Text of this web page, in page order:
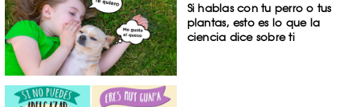
Si hablas con tu perro o tus
plantas, esto es lo que la
ciencia dice sobre ti